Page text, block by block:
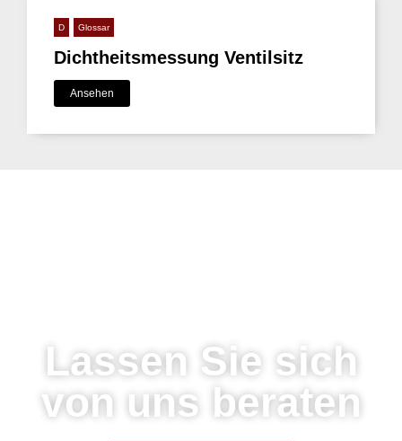
D Glossar
Dichtheitsmessung Ventilsitz
Ansehen
Lassen Sie sich
von uns beraten